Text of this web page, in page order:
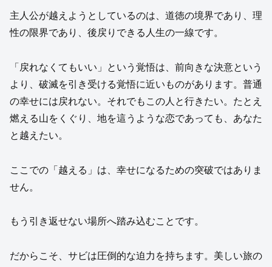
主人公が越えようとしているのは、道徳の境界であり、理
性の限界であり、後戻りできる人生の一線です。
「戻れなくてもいい」という覚悟は、前向きな決意という
より、破滅を引き受ける覚悟に近いものがあります。普通
の幸せには戻れない。それでもこの人と行きたい。たとえ
燃える山をくぐり、地を這うような恋であっても、あなた
と越えたい。
ここでの「越える」は、幸せになるための突破ではありま
せん。
もう引き返せない場所へ踏み込むことです。
だからこそ、サビは圧倒的な迫力を持ちます。美しい旅の